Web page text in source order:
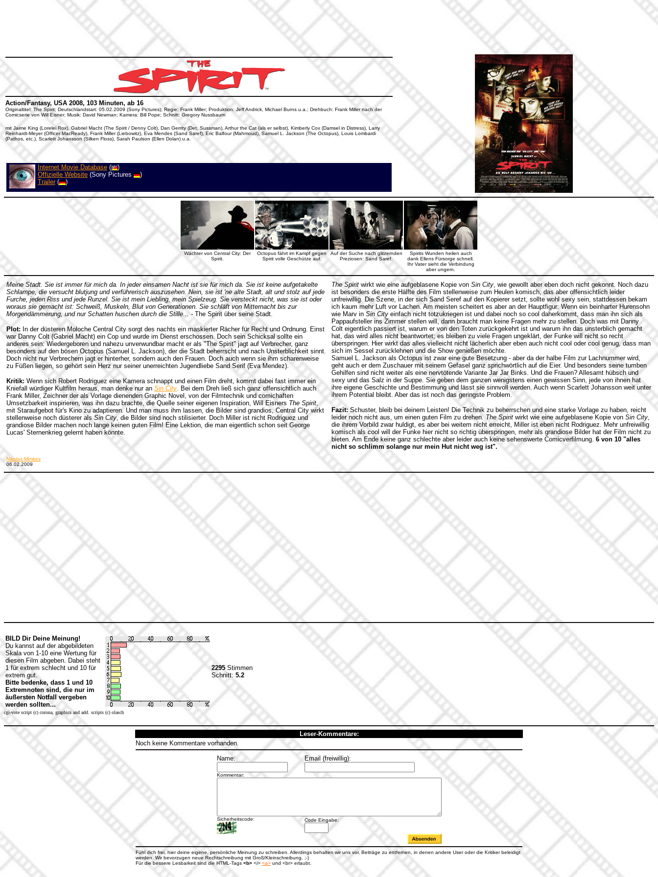
Action/Fantasy, USA 2008, 103 Minuten, ab 16
Originaltitel: The Spirit; Deutschlandstart: 05.02.2009 (Sony Pictures); Regie: Frank Miller; Produktion: Jeff Andrick, Michael Burns u.a.; Drehbuch: Frank Miller nach der
Comicserie von Will Eisner; Musik: David Newman; Kamera: Bill Pope; Schnitt: Gregory Nussbaum
mit Jaime King (Lorelei Rox), Gabriel Macht (The Spirit / Denny Colt), Dan Gerrity (Det. Sussman), Arthur the Cat (als er selbst), Kimberly Cox (Damsel in Distress), Larry
Reinhardt-Meyer (Officer MacReady), Frank Miller (Liebowitz), Eva Mendes (Sand Saref), Eric Balfour (Mahmoud), Samuel L. Jackson (The Octopus), Louis Lombardi
(Pathos, etc.), Scarlett Johansson (Silken Floss), Sarah Paulson (Ellen Dolan) u.a.
Internet Movie Database (
)
Offizielle Website (Sony Pictures
)
Trailer( )
Wächter von Central City: Der
Spirit.
Octopus fährt im Kampf gegen
Spirit volle Geschütze auf.
Auf der Suche nach glitzernden
Preziosen: Sand Saref.
Spirits Wunden heilen auch
dank Ellens Fürsorge schnell.
Ihr Vater sieht die Verbindung
aber ungern.
Meine Stadt. Sie ist immer für mich da. In jeder einsamen Nacht ist sie für mich da. Sie ist keine aufgetakelte
Schlampe, die versucht blutjung und verführerisch auszusehen. Nein, sie ist 'ne alte Stadt, alt und stolz auf jede
Furche, jeden Riss und jede Runzel. Sie ist mein Liebling, mein Spielzeug. Sie versteckt nicht, was sie ist oder
woraus sie gemacht ist: Schweiß, Muskeln, Blut von Generationen. Sie schläft von Mitternacht bis zur
Morgendämmerung, und nur Schatten huschen durch die Stille... - The Spirit über seine Stadt.
Plot: In der düsteren Moloche Central City sorgt des nachts ein maskierter Rächer für Recht und Ordnung. Einst
war Danny Colt (Gabriel Macht) ein Cop und wurde im Dienst erschossen. Doch sein Schicksal sollte ein
anderes sein: Wiedergeboren und nahezu unverwundbar macht er als "The Spirit" jagt auf Verbrecher, ganz
besonders auf den bösen Octopus (Samuel L. Jackson), der die Stadt beherrscht und nach Unsterblichkeit sinnt.
Doch nicht nur Verbrechern jagt er hinterher, sondern auch den Frauen. Doch auch wenn sie ihm scharenweise
zu Füßen liegen, so gehört sein Herz nur seiner unerreichten Jugendliebe Sand Serif (Eva Mendez).
Kritik: Wenn sich Robert Rodriguez eine Kamera schnappt und einen Film dreht, kommt dabei fast immer ein
Kniefall würdiger Kultfilm heraus, man denke nur an Sin City. Bei dem Dreh ließ sich ganz offensichtlich auch
Frank Miller, Zeichner der als Vorlage dienenden Graphic Novel, von der Filmtechnik und comichaften
Umsetzbarkeit inspirieren, was ihn dazu brachte, die Quelle seiner eigenen Inspiration, Will Eisners The Spirit,
mit Staraufgebot für's Kino zu adaptieren. Und man muss ihm lassen, die Bilder sind grandios, Central City wirkt
stellenweise noch düsterer als Sin City, die Bilder sind noch stilisierter. Doch Miller ist nicht Rodriguez und
grandiose Bilder machen noch lange keinen guten Film! Eine Lektion, die man eigentlich schon seit George
Lucas' Sternenkrieg gelernt haben könnte.
The Spirit wirkt wie eine aufgeblasene Kopie von Sin City, wie gewollt aber eben doch nicht gekonnt. Noch dazu
ist besonders die erste Hälfte des Film stellenweise zum Heulen komisch, das aber offensichtlich leider
unfreiwillig. Die Szene, in der sich Sand Seref auf den Kopierer setzt, sollte wohl sexy sein, stattdessen bekam
ich kaum mehr Luft vor Lachen. Am meisten scheitert es aber an der Hauptfigur: Wenn ein beinharter Hurensohn
wie Marv in Sin City einfach nicht totzukriegen ist und dabei noch so cool daherkommt, dass man ihn sich als
Pappaufsteller ins Zimmer stellen will, dann braucht man keine Fragen mehr zu stellen. Doch was mit Danny
Colt eigentlich passiert ist, warum er von den Toten zurückgekehrt ist und warum ihn das unsterblich gemacht
hat, das wird alles nicht beantwortet; es bleiben zu viele Fragen ungeklärt, der Funke will nicht so recht
überspringen. Hier wirkt das alles vielleicht nicht lächerlich aber eben auch nicht cool oder cool genug, dass man
sich im Sessel zurücklehnen und die Show genießen möchte.
Samuel L. Jackson als Octopus ist zwar eine gute Besetzung - aber da der halbe Film zur Lachnummer wird,
geht auch er dem Zuschauer mit seinem Gefasel ganz sprichwörtlich auf die Eier. Und besonders seine tumben
Gehilfen sind nicht weiter als eine nervtötende Variante Jar Jar Binks. Und die Frauen? Allesamt hübsch und
sexy und das Salz in der Suppe. Sie geben dem ganzen wenigstens einen gewissen Sinn, jede von ihnen hat
ihre eigene Geschichte und Bestimmung und lässt sie sinnvoll werden. Auch wenn Scarlett Johansson weit unter
ihrem Potential bleibt. Aber das ist noch das geringste Problem.
Fazit: Schuster, bleib bei deinem Leisten! Die Technik zu beherrschen und eine starke Vorlage zu haben, reicht
leider noch nicht aus, um einen guten Film zu drehen. The Spirit wirkt wie eine aufgeblasene Kopie von Sin City,
die ihrem Vorbild zwar huldigt, es aber bei weitem nicht erreicht, Miller ist eben nicht Rodriguez. Mehr unfreiwillig
komisch als cool will der Funke hier nicht so richtig überspringen, mehr als grandiose Bilder hat der Film nicht zu
bieten. Am Ende keine ganz schlechte aber leider auch keine sehenswerte Comicverfilmung. 6 von 10 "alles
nicht so schlimm solange nur mein Hut nicht weg ist".
Nikolas Mimkes
06.02.2009
BILD Dir Deine Meinung!
Du kannst auf der abgebildeten
Skala von 1-10 eine Wertung für
diesen Film abgeben. Dabei steht
1 für extrem schlecht und 10 für
extrem gut.
Bitte bedenke, dass 1 und 10
Extremnoten sind, die nur im
äußersten Notfall vergeben
werden sollten...
2295 Stimmen
Schnitt: 5.2
cgi-vote script (c) corona, graphics and add. scripts (c) olasch
Leser-Kommentare:
Noch keine Kommentare vorhanden.
Name: Email (freiwillig):
Kommentar:
Sicherheitscode: Code Eingabe:
Fühl dich frei, hier deine eigene, persönliche Meinung zu schreiben. Allerdings behalten wir uns vor, Beiträge zu entfernen, in denen andere User oder die Kritiker beleidigt
werden. Wir bevorzugen neue Rechtschreibung mit Groß/Kleinschreibung. ;-)
Für die bessere Lesbarkeit sind die HTML-Tags <b> <i> <a> und <br> erlaubt.